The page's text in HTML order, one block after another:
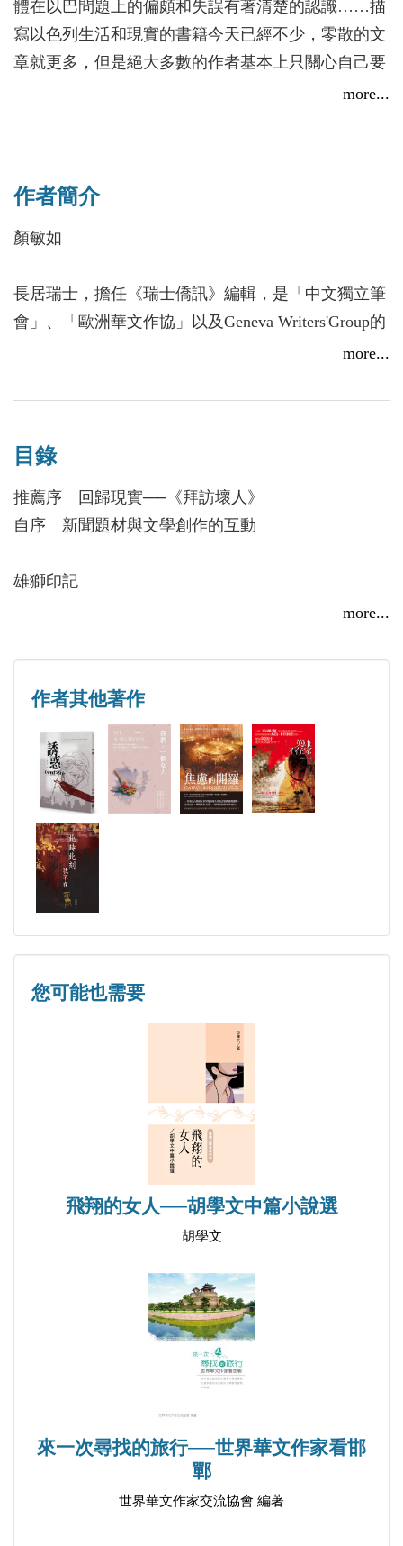
作家熱情響應
2017/06/13
顏敏如《焦慮的開羅》新書分享會
2016/12/01
作家顏敏如接受埃及國家電視台專訪，談關於埃及的新
體在以巴問題上的偏頗和失誤有著清楚的認識……描
寫以色列生活和現實的書籍今天已經不少，零散的文
章就更多，但是絕大多數的作者基本上只關心自己要
寫的內容和觀點，想方設法用自己的看法去影響讀
麼，而且問自己怎麼寫的作者。在她的前言裏，可以
的。我們也可以從她對阿富汗問題的獨特觀察角度和
敘述手段上看出她的探求精神。考慮到以巴和中東問
「寫什麼」，敏如抓住了這個問題，思考了這個問
題，並成功地處理了這個問題。這是敏如的這部書中
教授
more...
作者簡介
顏敏如
長居瑞士，擔任《瑞士僑訊》編輯，是「中文獨立筆
會」、「歐洲華文作協」以及Geneva Writers'Group的
會員，夫婿為國際智庫「民主監督武裝力量日內瓦中
《世界日報》連載，並由高雄文學館及蘇黎世東亞學
系圖書館典藏。
稿。「全球觀察」、「大眾時代」等網站的駐站寫
第一位在德語《新蘇黎世日報》發表文章的台灣人。
第一位在2009年夏獲邀至瑞士「拉微尼堡」（Ch teau
de Lavigny）國際作家屋駐留寫作的台灣人。
more...
目錄
推薦序 回歸現實──《拜訪壞人》
自序 新聞題材與文學創作的互動
雄獅印記
拜訪壞人
在舞廳裡唱輓歌的人
more...
作者其他著作
您可能也需要
飛翔的女人──胡學文中篇小說選
胡學文
來一次尋找的旅行──世界華文作家看邯
鄲
世界華文作家交流協會 編著